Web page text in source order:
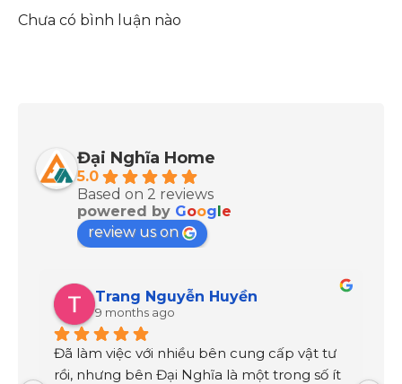
Chưa có bình luận nào
Đại Nghĩa Home
5.0
Based on 2 reviews
powered by Google
review us on
Trang Nguyễn Huyền
9 months ago
Đã làm việc với nhiều bên cung cấp vật tư
rồi, nhưng bên Đại Nghĩa là một trong số ít